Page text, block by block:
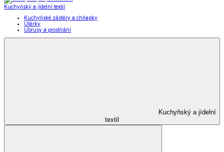
Kuchyňský a jídelní textil
Kuchyňské zástěry a chňapky
Utěrky
Ubrusy a prostírání
Kuchyňský a jídelní
textil